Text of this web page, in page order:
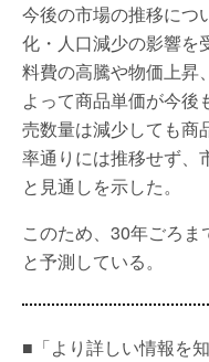
今後の市場の推移につ
化・人口減少の影響を
料費の高騰や物価上昇
よって商品単価が今後
売数量は減少しても商
率通りには推移せず、
と見通しを示した。
このため、30年ごろ
と予測している。
■「より詳しい情報を